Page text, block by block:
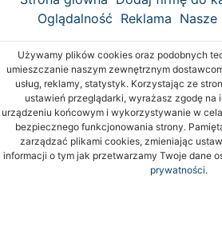
Oglądalność Reklama Nasze
Używamy plików cookies oraz podobnych
umieszczanie naszym zewnętrznym
usług, reklamy, statystyk. Korzystając ze
ustawień przeglądarki, wyrażasz zgodę na
urządzeniu końcowym i wykorzystywanie w
bezpiecznego funkcjonowania strony.
zarządzać plikami cookies, zmieniając
informacji o tym jak przetwarzamy Twoje dane
prywatności.